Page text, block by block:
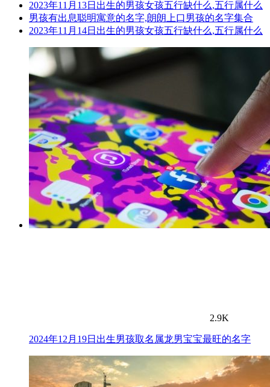
2023年11月13日出生的男孩女孩五行缺什么,五行属什么
男孩有出息聪明寓意的名字,朗朗上口男孩的名字集合
2023年11月14日出生的男孩女孩五行缺什么,五行属什么
2.9K
2024年12月19日出生男孩取名属龙男宝宝最旺的名字